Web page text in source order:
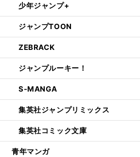
少年ジャンプ+
ジャンプTOON
ZEBRACK
ジャンプルーキー！
S-MANGA
集英社ジャンプリミックス
集英社コミック文庫
青年マンガ